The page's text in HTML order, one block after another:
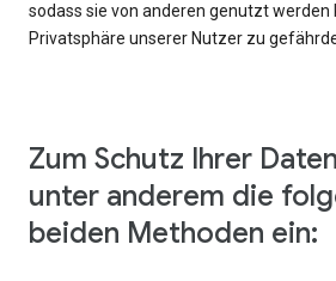
sodass sie von anderen genutzt werden
Privatsphäre unserer Nutzer zu
Zum Schutz Ihrer
unter anderem die
beiden Methoden ein: